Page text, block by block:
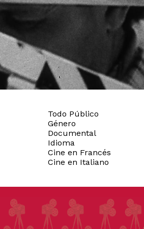
Todo Público
Género
Documental
Idioma
Cine en Francés
Cine en Italiano